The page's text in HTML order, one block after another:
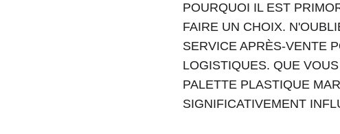
POURQUOI IL EST
FAIRE UN CHOIX.
SERVICE APRÈS-VENTE
LOGISTIQUES. QUE
PALETTE PLASTIQUE
SIGNIFICATIVEMENT